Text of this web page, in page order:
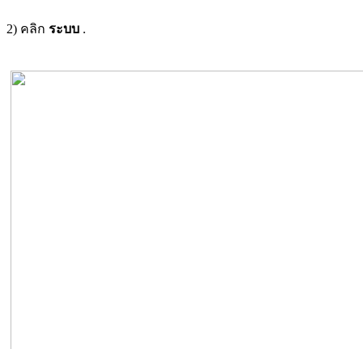
2) คลิก ระบบ .